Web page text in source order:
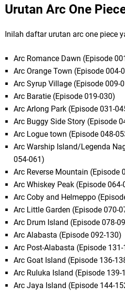
Urutan Arc One
Inilah daftar urutan arc one piece
Arc Romance Dawn (Episode
Arc Orange Town (Episode 004-
Arc Syrup Village (Episode 009-
Arc Baratie (Episode 019-030)
Arc Arlong Park (Episode 031-
Arc Buggy Side Story (Episode
Arc Logue town (Episode 048-
Arc Warship Island/Legenda
054-061)
Arc Reverse Mountain (Episode
Arc Whiskey Peak (Episode 064-
Arc Coby and Helmeppo
Arc Little Garden (Episode 070-
Arc Drum Island (Episode 078-
Arc Alabasta (Episode 092-130)
Arc Post-Alabasta (Episode
Arc Goat Island (Episode 136-
Arc Ruluka Island (Episode 139-
Arc Jaya Island (Episode 144-